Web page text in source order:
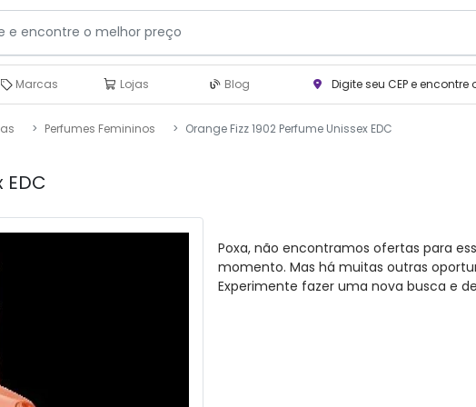
Marcas Lojas Blog Digite seu CEP e
Perfumes Femininos Orange Fizz 1902 Perfume Unissex EDC
EDC
Poxa, não encontramos ofertas para
momento. Mas há muitas outras
Experimente fazer uma nova busca e